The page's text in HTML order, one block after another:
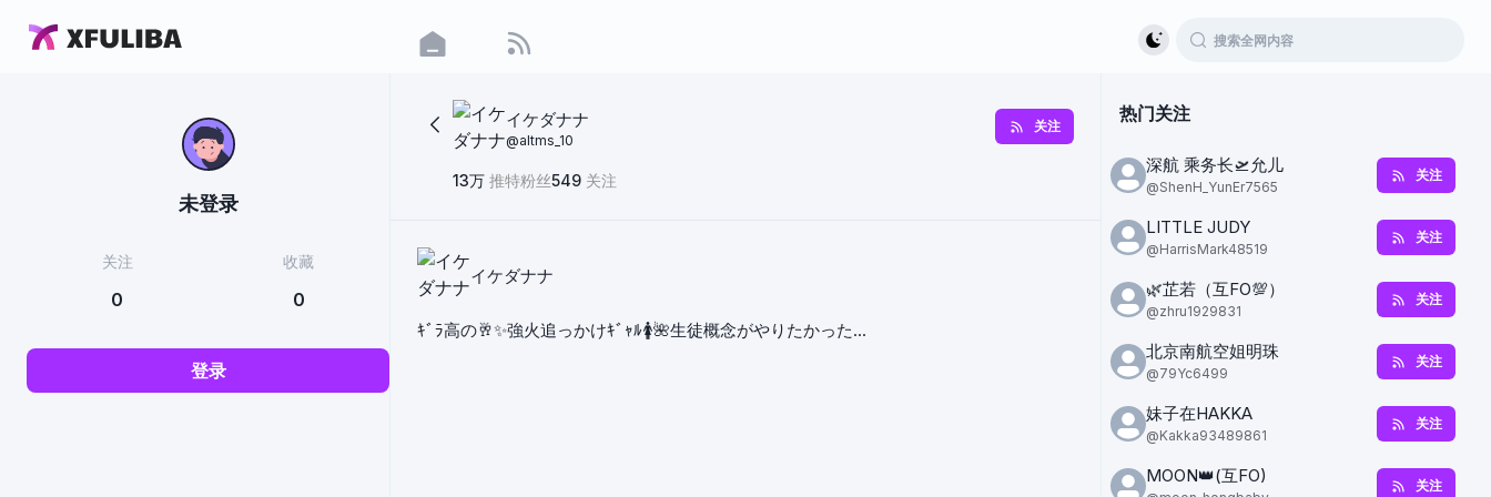
未登录
关注
0
收藏
0
登录
イケダナナ
@altms_10
关注
13万 推特粉丝549 关注
イケダナナ
ｷﾞﾗ高の🥂✨強火追っかけｷﾞｬﾙ🚺🌺生徒概念がやりたかった...
热门关注
深航 乘务长🛫允儿
@ShenH_YunEr7565
关注
LITTLE JUDY
@HarrisMark48519
关注
🌿芷若（互FO💯）
@zhru1929831
关注
北京南航空姐明珠
@79Yc6499
关注
妹子在HAKKA
@Kakka93489861
关注
MOON👑(互FO) 关注